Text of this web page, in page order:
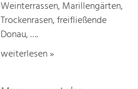
Weinterrassen, Marillengärten,
Trockenrasen, freifließende
Donau, ….
weiterlesen »